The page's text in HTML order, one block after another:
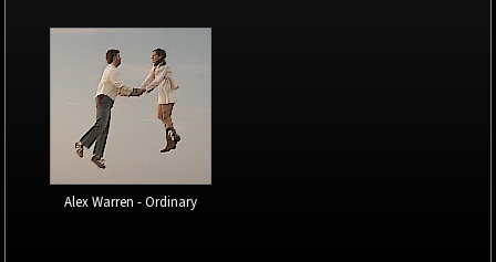
Alex Warren - Ordinary